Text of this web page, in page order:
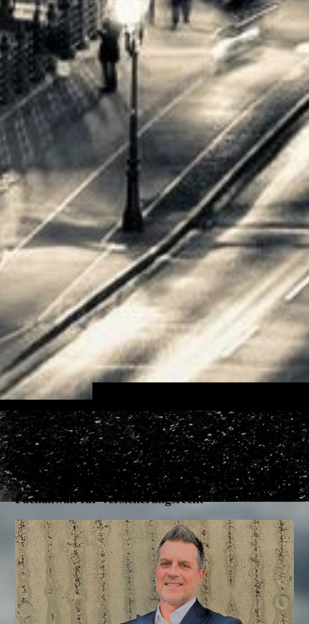
Rechtsanwalt Frank W. Engelbracht
Fachanwalt für Verkehrsrecht
Fachanwalt für Versicherungsrecht